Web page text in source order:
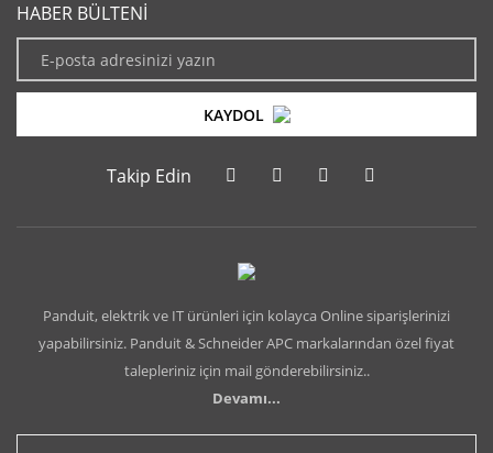
HABER BÜLTENİ
KAYDOL
Takip Edin
Panduit, elektrik ve IT ürünleri için kolayca Online siparişlerinizi
yapabilirsiniz. Panduit & Schneider APC markalarından özel fiyat
talepleriniz için mail gönderebilirsiniz..
Devamı...